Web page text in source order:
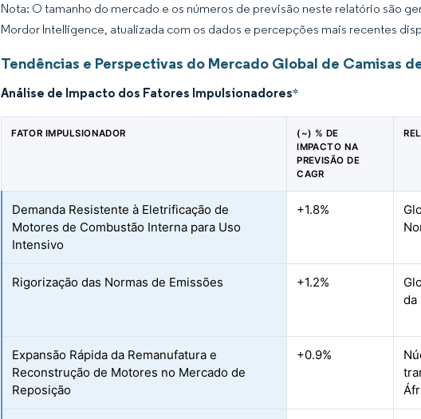
Nota: O tamanho do mercado e os números de previsão neste relatório são
Mordor Intelligence, atualizada com os dados e percepções mais recentes
Tendências e Perspectivas do Mercado Global de Camisas
Análise de Impacto dos Fatores Impulsionadores*
FATOR IMPULSIONADOR
(~) % DE
IMPACTO NA
PREVISÃO DE
CAGR
Demanda Resistente à Eletrificação de
Motores de Combustão Interna para Uso
Intensivo
+1.8%
Rigorização das Normas de Emissões +1.2%
da
Expansão Rápida da Remanufatura e
Reconstrução de Motores no Mercado de
Reposição
+0.9%